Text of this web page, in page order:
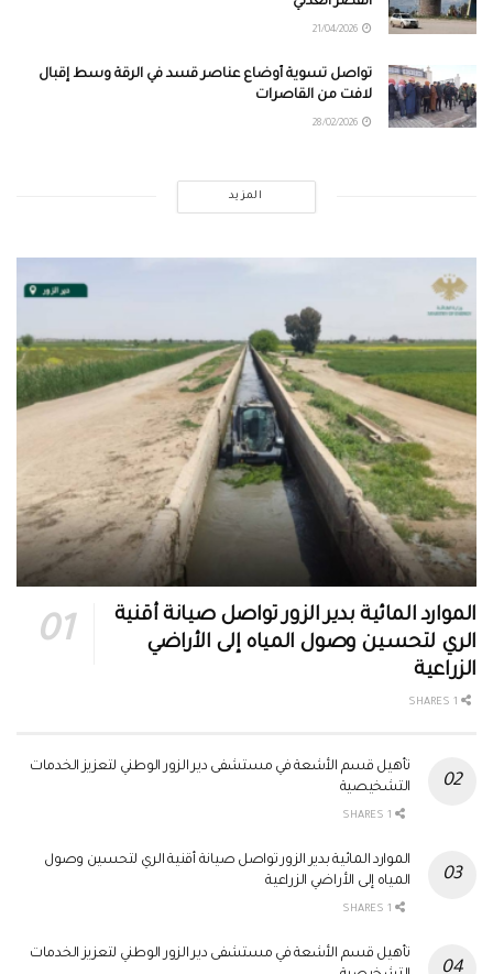
تواصل تسوية أوضاع عناصر قسد في الرقة وسط إقبال
لافت من القاصرات
المزيد
الموارد المائية بدير الزور تواصل صيانة أقنية
الري لتحسين وصول المياه إلى الأراضي
الزراعية
تأهيل قسم الأشعة في مستشفى دير الزور الوطني لتعزيز الخدمات
التشخيصية
الموارد المائية بدير الزور تواصل صيانة أقنية الري لتحسين وصول
المياه إلى الأراضي الزراعية
تأهيل قسم الأشعة في مستشفى دير الزور الوطني لتعزيز الخدمات